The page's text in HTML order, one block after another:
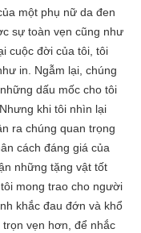
một phụ nữ da đen
sự toàn vẹn cũng như
cuộc đời của tôi, tôi
in. Ngẫm lại, chúng
dấu mốc cho tôi
khi tôi nhìn lại
ra chúng quan trọng
cách đáng giá của
những tặng vật tốt
mong trao cho người
khắc đau đớn và khổ
vẹn hơn, để nhắc